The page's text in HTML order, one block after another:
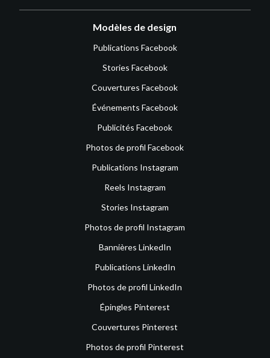
Modèles de design
Publications Facebook
Stories Facebook
Couvertures Facebook
Événements Facebook
Publicités Facebook
Photos de profil Facebook
Publications Instagram
Reels Instagram
Stories Instagram
Photos de profil Instagram
Bannières LinkedIn
Publications LinkedIn
Photos de profil LinkedIn
Épingles Pinterest
Couvertures Pinterest
Photos de profil Pinterest